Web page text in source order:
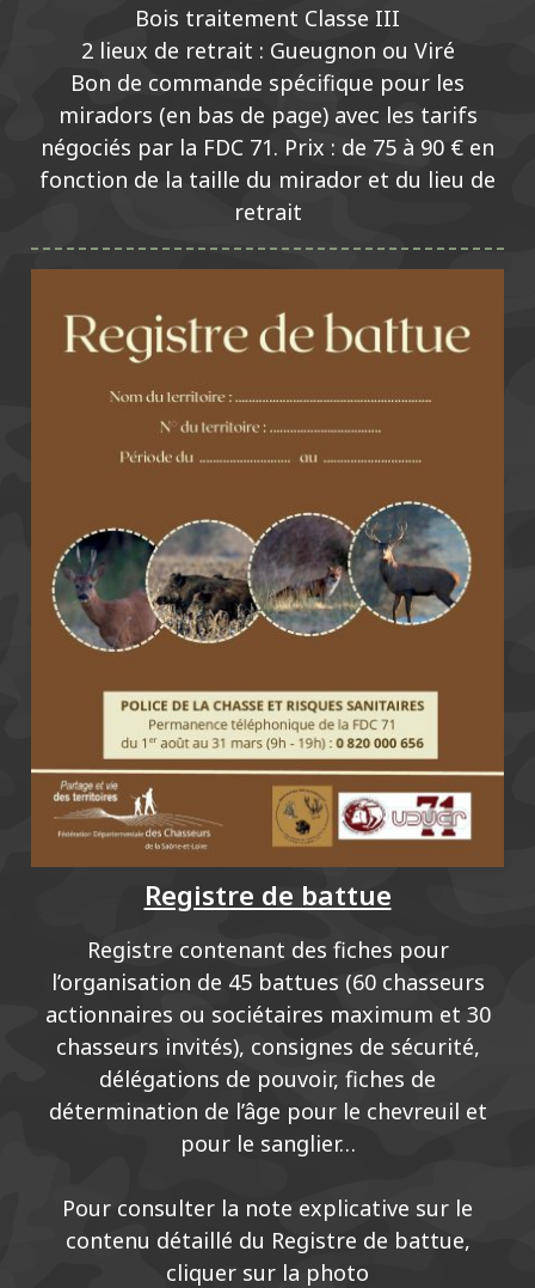
Bois traitement Classe III
2 lieux de retrait : Gueugnon ou Viré
Bon de commande spécifique pour les
miradors (en bas de page) avec les tarifs
négociés par la FDC 71. Prix : de 75 à 90 € en
fonction de la taille du mirador et du lieu de
retrait
Registre de battue
Registre contenant des fiches pour
l’organisation de 45 battues (60 chasseurs
actionnaires ou sociétaires maximum et 30
chasseurs invités), consignes de sécurité,
délégations de pouvoir, fiches de
détermination de l’âge pour le chevreuil et
pour le sanglier…
Pour consulter la note explicative sur le
contenu détaillé du Registre de battue,
cliquer sur la photo